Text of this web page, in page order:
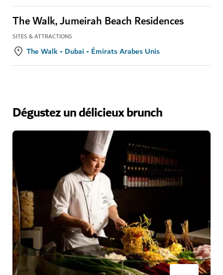
The Walk, Jumeirah Beach Residences
SITES & ATTRACTIONS
The Walk - Dubai - Émirats Arabes Unis
Dégustez un délicieux brunch